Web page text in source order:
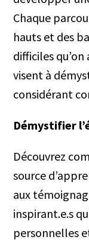
Chaque
hauts et des
difficiles
visent à
considérant
Démystifier
Découvrez
source
aux
inspirant.e.s
personnelles